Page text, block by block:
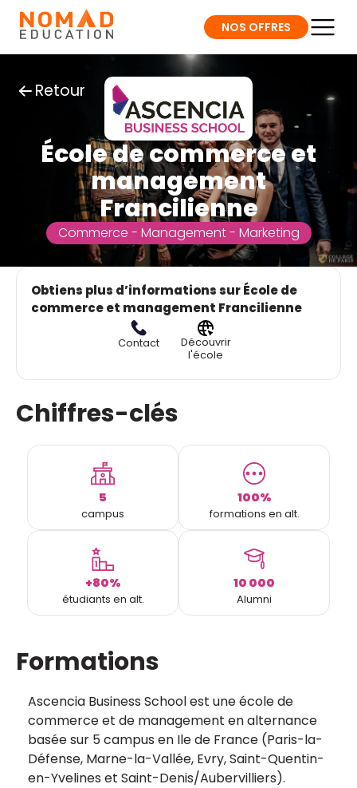
NOS OFFRES
École de commerce et
management
Francilienne
Commerce - Management - Marketing
Retour
Obtiens plus d’informations sur École de
commerce et management Francilienne
Contact
Découvrir
l'école
Chiffres-clés
5
campus
100%
formations en alt.
+80%
étudiants en alt.
10 000
Alumni
Formations
Ascencia Business School est une école de
commerce et de management en alternance
basée sur 5 campus en Ile de France (Paris-la-
Défense, Marne-la-Vallée, Evry, Saint-Quentin-
en-Yvelines et Saint-Denis/Aubervilliers).